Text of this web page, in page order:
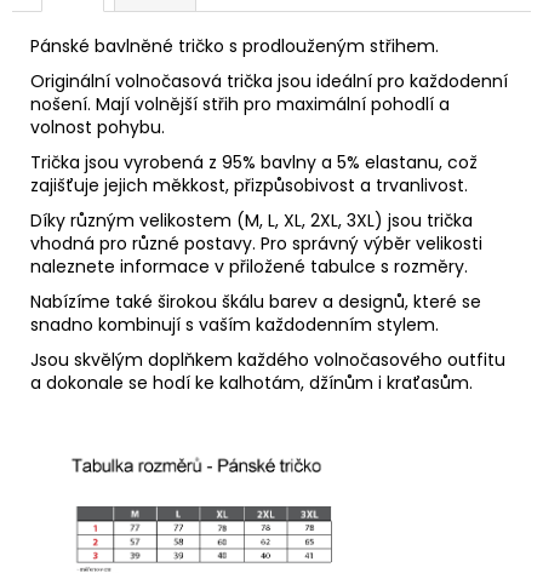
Pánské bavlněné tričko s prodlouženým střihem.
Originální volnočasová trička jsou ideální pro každodenní
nošení. Mají volnější střih pro maximální pohodlí a
volnost pohybu.
Trička jsou vyrobená z 95% bavlny a 5% elastanu, což
zajišťuje jejich měkkost, přizpůsobivost a trvanlivost.
Díky různým velikostem (M, L, XL, 2XL, 3XL) jsou trička
vhodná pro různé postavy. Pro správný výběr velikosti
naleznete informace v přiložené tabulce s rozměry.
Nabízíme také širokou škálu barev a designů, které se
snadno kombinují s vaším každodenním stylem.
Jsou skvělým doplňkem každého volnočasového outfitu
a dokonale se hodí ke kalhotám, džínům i kraťasům.
PŮLKOLOVÁ
SUKNĚ
"MODRÉ
KVĚTY"
980
Kč